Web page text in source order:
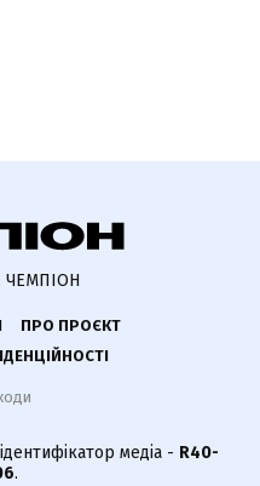
ЧЕМПІОН
ПРО ПРОЄКТ
медіа - R40-
.